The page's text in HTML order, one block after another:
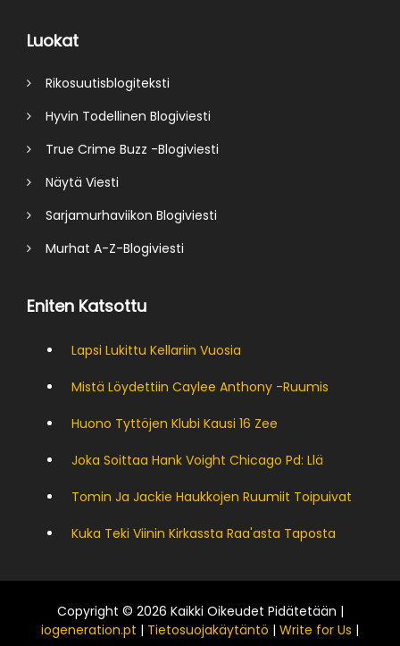
Luokat
Rikosuutisblogiteksti
Hyvin Todellinen Blogiviesti
True Crime Buzz -Blogiviesti
Näytä Viesti
Sarjamurhaviikon Blogiviesti
Murhat A-Z-Blogiviesti
Eniten Katsottu
Lapsi Lukittu Kellariin Vuosia
Mistä Löydettiin Caylee Anthony -ruumis
Huono Tyttöjen Klubi Kausi 16 Zee
Joka Soittaa Hank Voight Chicago Pd: Llä
Tomin Ja Jackie Haukkojen Ruumiit Toipuivat
Kuka Teki Viinin Kirkassta Raa'asta Taposta
Copyright © 2026 Kaikki Oikeudet Pidätetään |
iogeneration.pt | Tietosuojakäytäntö | Write for Us |